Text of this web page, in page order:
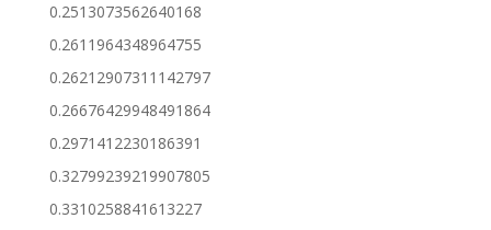
0.2513073562640168
0.2611964348964755
0.26212907311142797
0.26676429948491864
0.2971412230186391
0.32799239219907805
0.3310258841613227